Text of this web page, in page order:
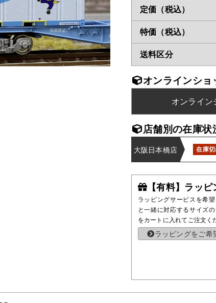
定価（税込）
特価（税込）
送料区分
オンラインシ
オンライン
店舗別の在庫状
大阪日本橋店 在庫
【有料】ラッピ
ラッピングサービスを希
と一緒に対応するサイズ
をカートに入れてご注文く
ラッピングをご希